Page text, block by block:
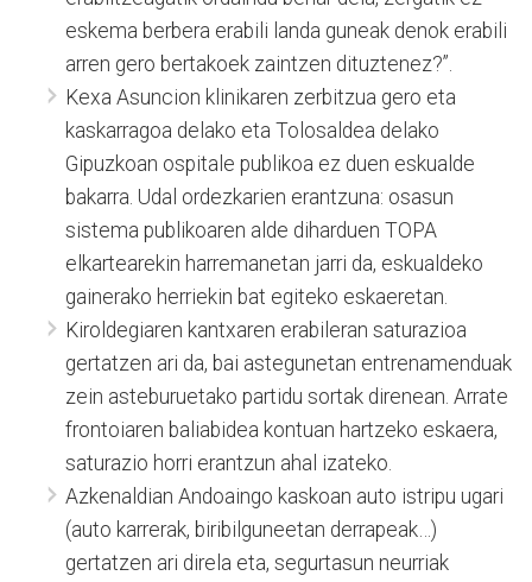
eskema berbera erabili landa guneak denok erabili
arren gero bertakoek zaintzen dituztenez?”.
Kexa Asuncion klinikaren zerbitzua gero eta
kaskarragoa delako eta Tolosaldea delako
Gipuzkoan ospitale publikoa ez duen eskualde
bakarra. Udal ordezkarien erantzuna: osasun
sistema publikoaren alde diharduen TOPA
elkartearekin harremanetan jarri da, eskualdeko
gainerako herriekin bat egiteko eskaeretan.
Kiroldegiaren kantxaren erabileran saturazioa
gertatzen ari da, bai astegunetan entrenamenduak
zein asteburuetako partidu sortak direnean. Arrate
frontoiaren baliabidea kontuan hartzeko eskaera,
saturazio horri erantzun ahal izateko.
Azkenaldian Andoaingo kaskoan auto istripu ugari
(auto karrerak, biribilguneetan derrapeak…)
gertatzen ari direla eta, segurtasun neurriak